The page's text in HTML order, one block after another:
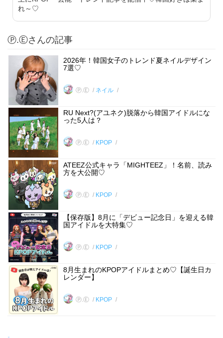
れ～♡
Ⓟ.Ⓔさんの記事
2026年！韓国女子のトレンド夏ネイルデザイン
7選♡
Ⓟ.Ⓔ ネイル
RU Next?(アユネク)脱落から韓国アイドルにな
った5人は？
Ⓟ.Ⓔ KPOP
ATEEZ公式キャラ「MIGHTEEZ」！名前、読み
方を大公開♡
Ⓟ.Ⓔ KPOP
【保存版】8月に「デビュー記念日」を迎える韓
国アイドルを大特集♡
Ⓟ.Ⓔ KPOP
8月生まれのKPOPアイドルまとめ♡【誕生日カ
レンダー】
Ⓟ.Ⓔ KPOP